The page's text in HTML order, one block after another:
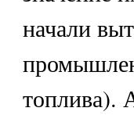
начали
топлива).